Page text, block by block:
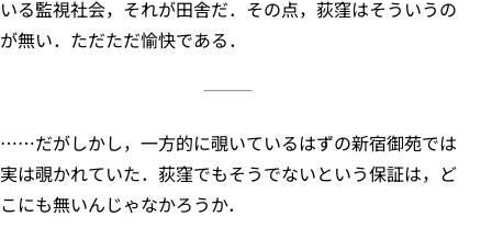
いる監視社会，それが田舎だ．その点，荻窪はそういうの
が無い．ただただ愉快である．
……だがしかし，一方的に覗いているはずの新宿御苑では
実は覗かれていた．荻窪でもそうでないという保証は，ど
こにも無いんじゃなかろうか．